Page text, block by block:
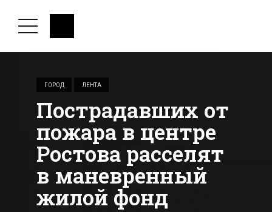
ГОРОД ЛЕНТА
Пострадавших от
пожара в центре
Ростова расселят
в маневренный
жилой фонд